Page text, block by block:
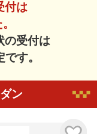
付は
の受付は
す。
ン